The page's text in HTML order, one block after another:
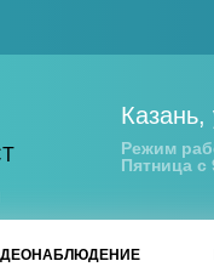
Казань,
Режим
Пятница с